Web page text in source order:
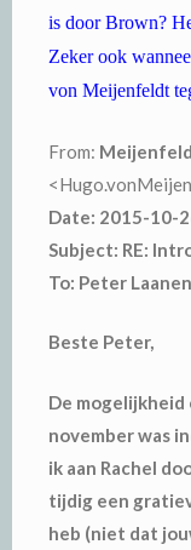
is door Brown?
Zeker ook
von Meijenfeldt
From:
Date: 2015-10-
Subject: RE:
To: Peter
Beste Peter,
De mogelijkheid
november was
ik aan Rachel
tijdig een
heb (niet dat